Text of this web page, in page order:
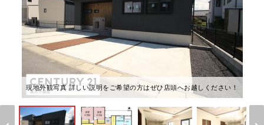
現地外観写真 詳しい説明をご希望の方はぜひ店頭へお越しください！